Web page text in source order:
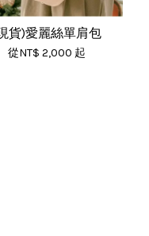
貨)愛麗絲單肩包
從NT$ 2,000 起